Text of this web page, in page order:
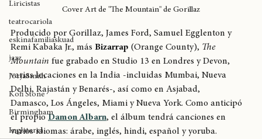
teatrocariola
eskinafamiliaskuad
jazz
JorjaSmith
Kofi Stone
Birmingham
Producido por Gorillaz, James Ford, Samuel Egglenton y
Remi Kabaka Jr., más Bizarrap (Orange County), The
Mountain fue grabado en Studio 13 en Londres y Devon,
varias locaciones en la India -incluidas Mumbai, Nueva
Delhi, Rajastán y Benarés-, así como en Asjabad,
Damasco, Los Ángeles, Miami y Nueva York. Como anticipó
el propio Damon Albarn, el álbum tendrá canciones en